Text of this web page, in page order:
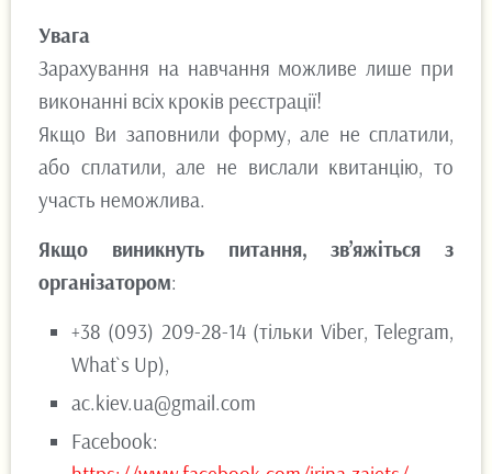
Увага
Зарахування на навчання можливе лише при
виконанні всіх кроків реєстрації!
Якщо Ви заповнили форму, але не сплатили,
або сплатили, але не вислали квитанцію, то
участь неможлива.
Якщо виникнуть питання, зв’яжіться з
організатором:
+38 (093) 209-28-14 (тільки Viber, Telegram,
What`s Up),
ac.kiev.ua@gmail.com
Facebook: